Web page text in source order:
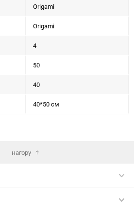
Origami
Origami
4
50
40
40*50 см
нагору